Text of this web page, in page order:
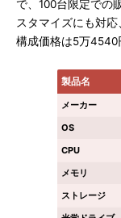
で、100台限定での
スタマイズにも対
構成価格は5万4540
製品名
メーカー
OS
CPU
メモリ
ストレージ